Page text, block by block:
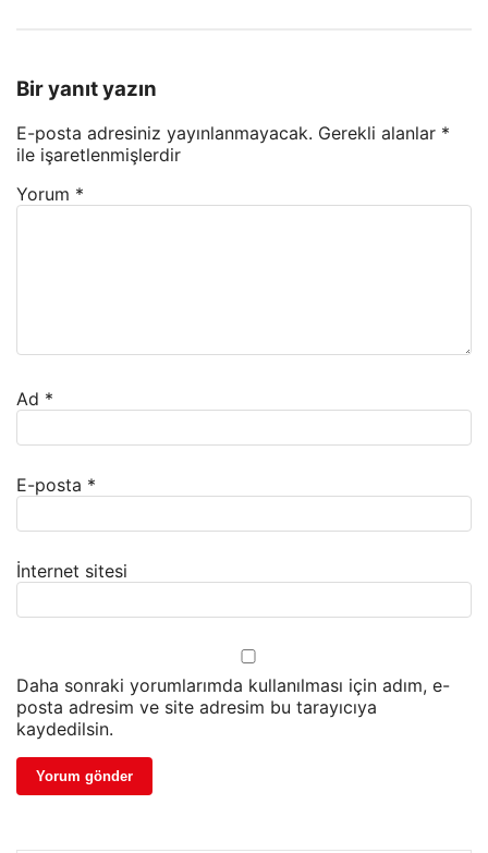
Bir yanıt yazın
E-posta adresiniz yayınlanmayacak. Gerekli alanlar *
ile işaretlenmişlerdir
Yorum *
Ad *
E-posta *
İnternet sitesi
Daha sonraki yorumlarımda kullanılması için adım, e-
posta adresim ve site adresim bu tarayıcıya
kaydedilsin.